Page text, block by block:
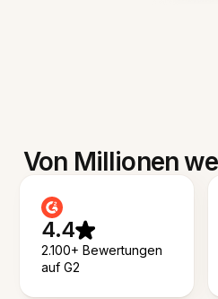
Von Millionen
4.4
2.100+ Bewertungen
auf G2